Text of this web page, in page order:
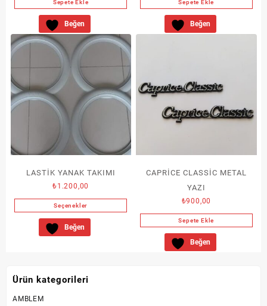
Sepete Ekle
Beğen
Sepete Ekle
Beğen
LASTİK YANAK TAKIMI
₺1.200,00
Seçenekler
Bu
ürünün
var.
Beğen
CAPRİCE CLASSİC METAL
YAZI
₺900,00
Sepete Ekle
Beğen
Ürün kategorileri
AMBLEM